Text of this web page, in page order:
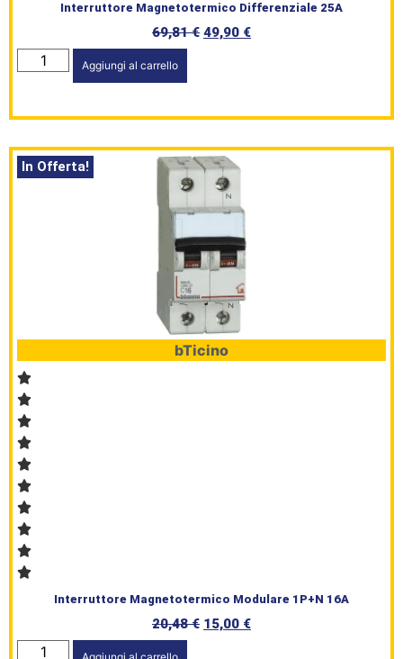
Interruttore Magnetotermico Differenziale 25A
69,81€ 49,90 €
Aggiungi al carrello
In Offerta!
bTicino
Interruttore Magnetotermico Modulare 1P+N 16A
20,48€ 15,00 €